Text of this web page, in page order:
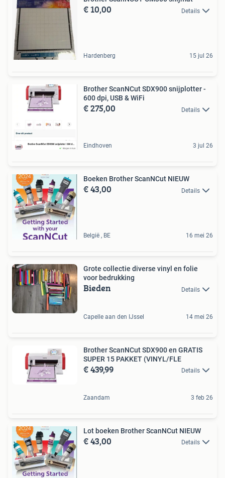
€ 10,00 Details
Hardenberg 15 jul 26
Brother ScanNCut SDX900 snijplotter -
600 dpi, USB & WiFi
€ 275,00 Details
Eindhoven 3 jul 26
Boeken Brother ScanNCut NIEUW
€ 43,00 Details
België , BE 16 mei 26
Grote collectie diverse vinyl en folie
voor bedrukking
Bieden Details
Capelle aan den IJssel 14 mei 26
Brother ScanNCut SDX900 en GRATIS
SUPER 15 PAKKET (VINYL/FLE
€ 439,99 Details
Zaandam 3 feb 26
Lot boeken Brother ScanNCut NIEUW
€ 43,00 Details